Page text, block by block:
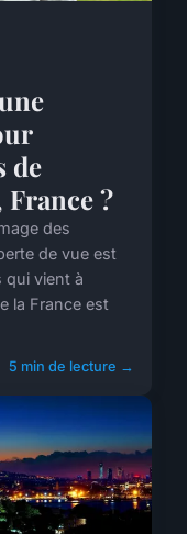
de
France ?
des
de vue est
qui vient à
la France est
5 min de lecture →